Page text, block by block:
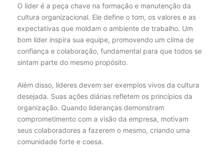
O líder é a peça chave na formação e manutenção da
cultura organizacional. Ele define o tom, os valores e as
expectativas que moldam o ambiente de trabalho. Um
bom líder inspira sua equipe, promovendo um clima de
confiança e colaboração, fundamental para que todos se
sintam parte do mesmo propósito.
Além disso, líderes devem ser exemplos vivos da cultura
desejada. Suas ações diárias refletem os princípios da
organização. Quando lideranças demonstram
comprometimento com a visão da empresa, motivam
seus colaboradores a fazerem o mesmo, criando uma
comunidade forte e coesa.